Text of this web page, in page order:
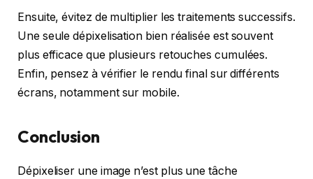
Ensuite, évitez de multiplier les traitements successifs.
Une seule dépixelisation bien réalisée est souvent
plus efficace que plusieurs retouches cumulées.
Enfin, pensez à vérifier le rendu final sur différents
écrans, notamment sur mobile.
Conclusion
Dépixeliser une image n’est plus une tâche